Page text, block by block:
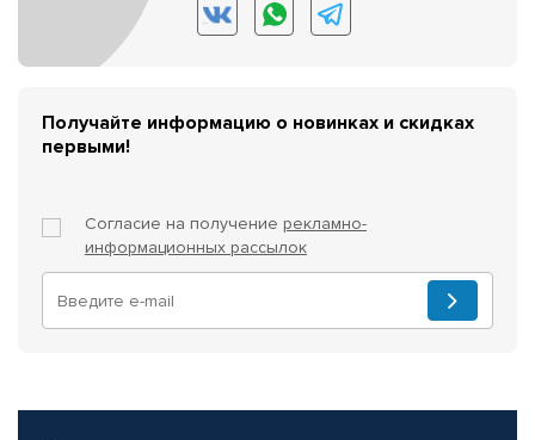
Получайте информацию о новинках и скидках
первыми!
Согласие на получение рекламно-
информационных рассылок